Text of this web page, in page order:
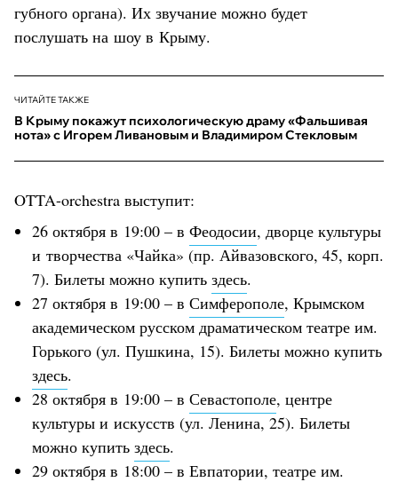
губного органа). Их звучание можно будет
послушать на шоу в Крыму.
ЧИТАЙТЕ ТАКЖЕ
В Крыму покажут психологическую драму «Фальшивая
нота» с Игорем Ливановым и Владимиром Стекловым
OTTA-orchestra выступит:
26 октября в 19:00 – в Феодосии, дворце культуры
и творчества «Чайка» (пр. Айвазовского, 45, корп.
7). Билеты можно купить здесь.
27 октября в 19:00 – в Симферополе, Крымском
академическом русском драматическом театре им.
Горького (ул. Пушкина, 15). Билеты можно купить
здесь.
28 октября в 19:00 – в Севастополе, центре
культуры и искусств (ул. Ленина, 25). Билеты
можно купить здесь.
29 октября в 18:00 – в Евпатории, театре им.